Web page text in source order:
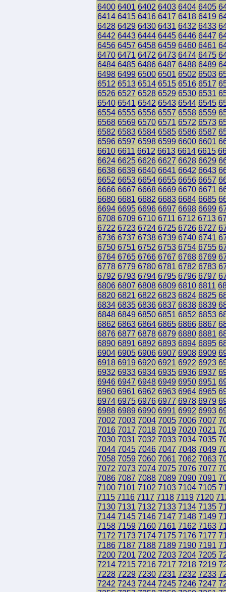
6400 6401 6402 6403 6404 6405
6414 6415 6416 6417 6418 6419
6428 6429 6430 6431 6432 6433
6442 6443 6444 6445 6446 6447
6456 6457 6458 6459 6460 6461
6470 6471 6472 6473 6474 6475
6484 6485 6486 6487 6488 6489
6498 6499 6500 6501 6502 6503
6512 6513 6514 6515 6516 6517
6526 6527 6528 6529 6530 6531
6540 6541 6542 6543 6544 6545
6554 6555 6556 6557 6558 6559
6568 6569 6570 6571 6572 6573
6582 6583 6584 6585 6586 6587
6596 6597 6598 6599 6600 6601
6610 6611 6612 6613 6614 6615
6624 6625 6626 6627 6628 6629
6638 6639 6640 6641 6642 6643
6652 6653 6654 6655 6656 6657
6666 6667 6668 6669 6670 6671
6680 6681 6682 6683 6684 6685
6694 6695 6696 6697 6698 6699
6708 6709 6710 6711 6712 6713
6722 6723 6724 6725 6726 6727
6736 6737 6738 6739 6740 6741
6750 6751 6752 6753 6754 6755
6764 6765 6766 6767 6768 6769
6778 6779 6780 6781 6782 6783
6792 6793 6794 6795 6796 6797
6806 6807 6808 6809 6810 6811
6820 6821 6822 6823 6824 6825
6834 6835 6836 6837 6838 6839
6848 6849 6850 6851 6852 6853
6862 6863 6864 6865 6866 6867
6876 6877 6878 6879 6880 6881
6890 6891 6892 6893 6894 6895
6904 6905 6906 6907 6908 6909
6918 6919 6920 6921 6922 6923
6932 6933 6934 6935 6936 6937
6946 6947 6948 6949 6950 6951
6960 6961 6962 6963 6964 6965
6974 6975 6976 6977 6978 6979
6988 6989 6990 6991 6992 6993
7002 7003 7004 7005 7006 7007
7016 7017 7018 7019 7020 7021
7030 7031 7032 7033 7034 7035
7044 7045 7046 7047 7048 7049
7058 7059 7060 7061 7062 7063
7072 7073 7074 7075 7076 7077
7086 7087 7088 7089 7090 7091
7100 7101 7102 7103 7104 7105
7115 7116 7117 7118 7119 7120
7130 7131 7132 7133 7134 7135
7144 7145 7146 7147 7148 7149
7158 7159 7160 7161 7162 7163
7172 7173 7174 7175 7176 7177
7186 7187 7188 7189 7190 7191
7200 7201 7202 7203 7204 7205
7214 7215 7216 7217 7218 7219
7228 7229 7230 7231 7232 7233
7242 7243 7244 7245 7246 7247